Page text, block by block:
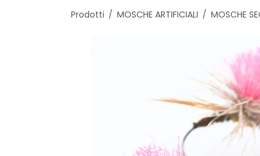
Prodotti MOSCHE ARTIFICIALI MOSCHE